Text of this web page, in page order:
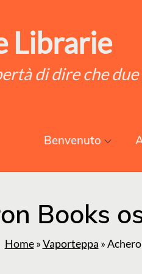
Librarie
di dire che
Benvenuto
Books
Home»Vaporteppa »